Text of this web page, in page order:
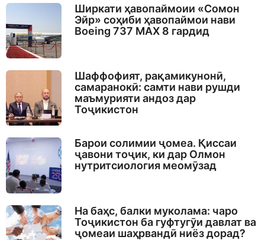
Ширкати ҳавопаймоии «Сомон
Эйр» соҳиби ҳавопаймои нави
Boeing 737 MAX 8 гардид
Шаффофият, рақамикунонӣ,
самаранокӣ: самти нави рушди
маъмурияти андоз дар
Тоҷикистон
Барои солимии ҷомеа. Қиссаи
ҷавони тоҷик, ки дар Олмон
нутритсиология меомӯзад
На баҳс, балки муколама: чаро
Тоҷикистон ба гуфтугӯи давлат ва
ҷомеаи шаҳрвандӣ ниёз дорад?